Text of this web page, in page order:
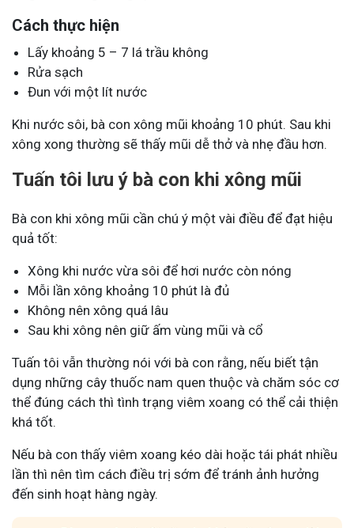
Cách thực hiện
Lấy khoảng 5 – 7 lá trầu không
Rửa sạch
Đun với một lít nước
Khi nước sôi, bà con xông mũi khoảng 10 phút. Sau khi
xông xong thường sẽ thấy mũi dễ thở và nhẹ đầu hơn.
Tuấn tôi lưu ý bà con khi xông mũi
Bà con khi xông mũi cần chú ý một vài điều để đạt hiệu
quả tốt:
Xông khi nước vừa sôi để hơi nước còn nóng
Mỗi lần xông khoảng 10 phút là đủ
Không nên xông quá lâu
Sau khi xông nên giữ ấm vùng mũi và cổ
Tuấn tôi vẫn thường nói với bà con rằng, nếu biết tận
dụng những cây thuốc nam quen thuộc và chăm sóc cơ
thể đúng cách thì tình trạng viêm xoang có thể cải thiện
khá tốt.
Nếu bà con thấy viêm xoang kéo dài hoặc tái phát nhiều
lần thì nên tìm cách điều trị sớm để tránh ảnh hưởng
đến sinh hoạt hàng ngày.